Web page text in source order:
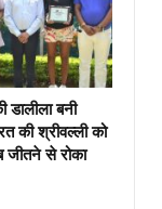
डालीला बनी
की श्रीवल्ली को
जीतने से रोका